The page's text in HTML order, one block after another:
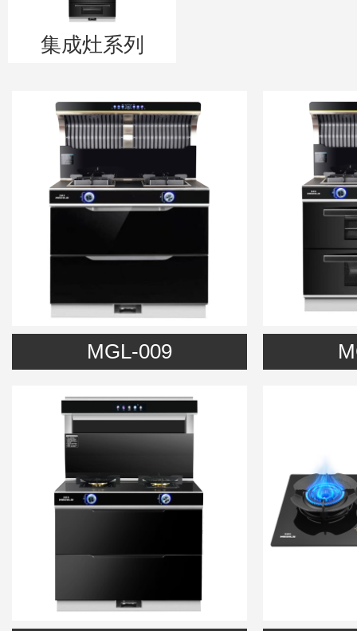
集成灶系列
MGL-009